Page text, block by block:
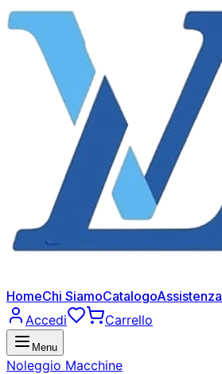
HomeChi SiamoCatalogoAssistenza
Accedi
Carrello
Menu
Noleggio Macchine